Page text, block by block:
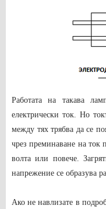
Работата на такава
електрически ток. Но
между тях трябва да се
чрез преминаване на ток
волта или повече.
напрежение се образува
Ако не навлизате в